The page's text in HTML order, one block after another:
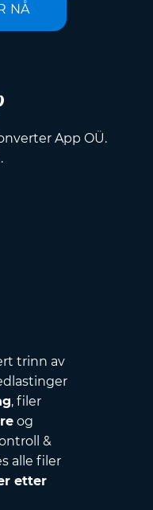
NÅ
App OÜ.
trinn av
, filer
og
&
alle filer
etter